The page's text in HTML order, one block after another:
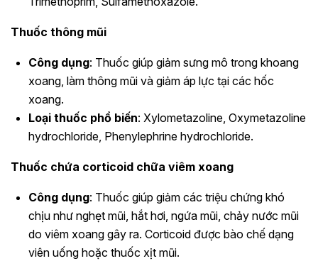
Thuốc thông mũi
Công dụng: Thuốc giúp giảm sưng mô trong khoang
xoang, làm thông mũi và giảm áp lực tại các hốc
xoang.
Loại thuốc phổ biến: Xylometazoline, Oxymetazoline
hydrochloride, Phenylephrine hydrochloride.
Thuốc chứa corticoid chữa viêm xoang
Công dụng: Thuốc giúp giảm các triệu chứng khó
chịu như nghẹt mũi, hắt hơi, ngứa mũi, chảy nước mũi
do viêm xoang gây ra. Corticoid được bào chế dạng
viên uống hoặc thuốc xịt mũi.